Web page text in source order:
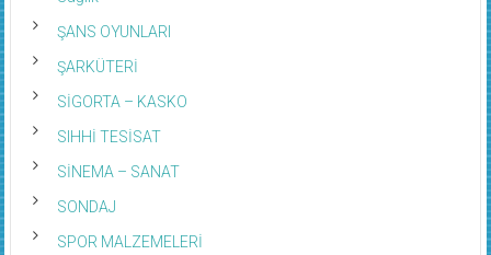
ŞANS OYUNLARI
ŞARKÜTERİ
SİGORTA – KASKO
SIHHİ TESİSAT
SİNEMA – SANAT
SONDAJ
SPOR MALZEMELERİ